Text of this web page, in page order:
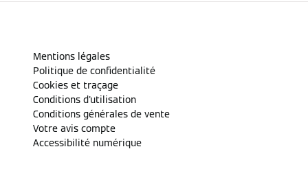
Mentions légales
Politique de confidentialité
Cookies et traçage
Conditions d'utilisation
Conditions générales de vente
Votre avis compte
Accessibilité numérique